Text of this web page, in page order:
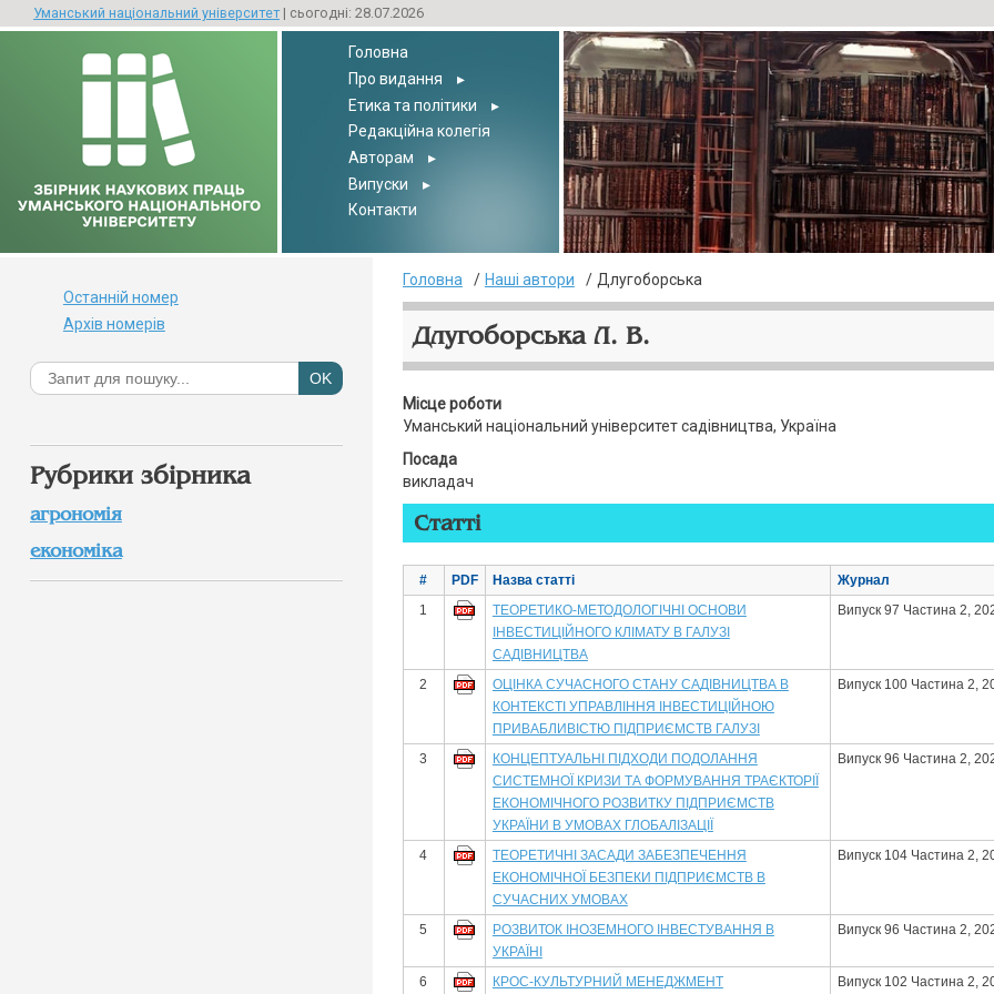
Уманський національний університет| сьогодні: 28.07.2026
Головна
Про видання
▸
Етика та політики
▸
Редакційна колегія
Авторам
▸
Випуски
▸
Контакти
Головна Наші автори Длугоборська
Длугоборська Л. В.
Місце роботи
Уманський національний університет садівництва, Україна
Посада
викладач
Статті
# PDF Назва статті
Журнал
1
ТЕОРЕТИКО-МЕТОДОЛОГІЧНІ ОСНОВИ
ІНВЕСТИЦІЙНОГО КЛІМАТУ В ГАЛУЗІ
САДІВНИЦТВА
Випуск 97 Частина 2,
2
ОЦІНКА СУЧАСНОГО СТАНУ САДІВНИЦТВА В
КОНТЕКСТІ УПРАВЛІННЯ ІНВЕСТИЦІЙНОЮ
ПРИВАБЛИВІСТЮ ПІДПРИЄМСТВ ГАЛУЗІ
Випуск 100 Частина 2,
3
КОНЦЕПТУАЛЬНІ ПІДХОДИ ПОДОЛАННЯ
СИСТЕМНОЇ КРИЗИ ТА ФОРМУВАННЯ ТРАЄКТОРІЇ
ЕКОНОМІЧНОГО РОЗВИТКУ ПІДПРИЄМСТВ
УКРАЇНИ В УМОВАХ ГЛОБАЛІЗАЦІЇ
Випуск 96 Частина 2,
4
ТЕОРЕТИЧНІ ЗАСАДИ ЗАБЕЗПЕЧЕННЯ
ЕКОНОМІЧНОЇ БЕЗПЕКИ ПІДПРИЄМСТВ В
СУЧАСНИХ УМОВАХ
Випуск 104 Частина 2,
5
РОЗВИТОК ІНОЗЕМНОГО ІНВЕСТУВАННЯ В
УКРАЇНІ
Випуск 96 Частина 2,
6 КРОС-КУЛЬТУРНИЙ МЕНЕДЖМЕНТ Випуск 102 Частина 2,
Останній номер
Архів номерів
Рубрики збірника
агрономія
економіка